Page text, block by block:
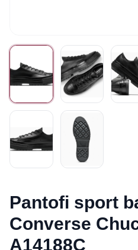
Pantofi sport
Converse
A14188C